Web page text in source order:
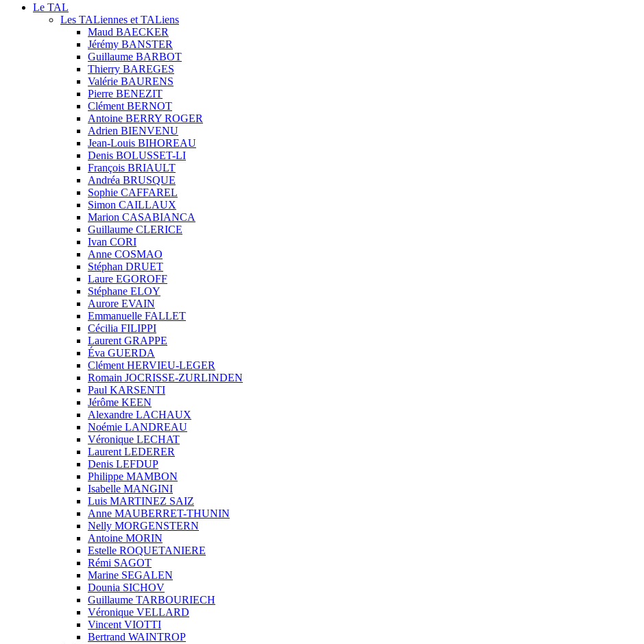
Le TAL
Les TALiennes et TALiens
Maud BAECKER
Jérémy BANSTER
Guillaume BARBOT
Thierry BAREGES
Valérie BAURENS
Pierre BENEZIT
Clément BERNOT
Antoine BERRY ROGER
Adrien BIENVENU
Jean-Louis BIHOREAU
Denis BOLUSSET-LI
François BRIAULT
Andréa BRUSQUE
Sophie CAFFAREL
Simon CAILLAUX
Marion CASABIANCA
Guillaume CLERICE
Ivan CORI
Anne COSMAO
Stéphan DRUET
Laure EGOROFF
Stéphane ELOY
Aurore EVAIN
Emmanuelle FALLET
Cécilia FILIPPI
Laurent GRAPPE
Éva GUERDA
Clément HERVIEU-LEGER
Romain JOCRISSE-ZURLINDEN
Paul KARSENTI
Jérôme KEEN
Alexandre LACHAUX
Noémie LANDREAU
Véronique LECHAT
Laurent LEDERER
Denis LEFDUP
Philippe MAMBON
Isabelle MANGINI
Luis MARTINEZ SAIZ
Anne MAUBERRET-THUNIN
Nelly MORGENSTERN
Antoine MORIN
Estelle ROQUETANIERE
Rémi SAGOT
Marine SEGALEN
Dounia SICHOV
Guillaume TARBOURIECH
Véronique VELLARD
Vincent VIOTTI
Bertrand WAINTROP